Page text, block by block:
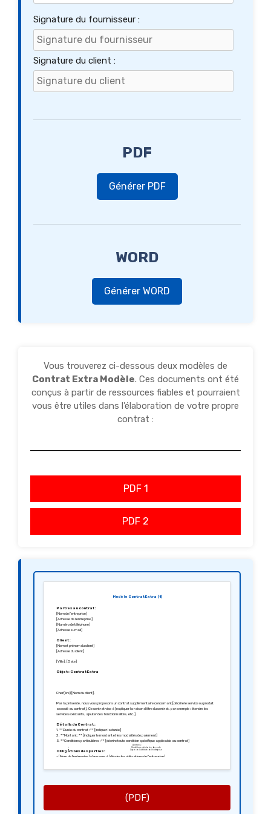
Signature du fournisseur :
Signature du client :
PDF
Générer PDF
WORD
Générer WORD
Vous trouverez ci-dessous deux modèles de
Contrat Extra Modèle. Ces documents ont été
conçus à partir de ressources fiables et pourraient
vous être utiles dans l’élaboration de votre propre
contrat :
PDF 1
PDF 2
Modèle Contrat Extra (1)
Parties au contrat :
[Nom de l’entreprise]
[Adresse de l’entreprise]
[Numéro de téléphone]
[Adresse e-mail]
Client :
[Nom et prénom du client]
[Adresse du client]
[Ville], [Date]
Objet : Contrat Extra
Cher(ère) [Nom du client],
Par la présente, nous vous proposons un contrat supplémentaire concernant [décrire le service ou produit
associé au contrat]. Ce contrat vise à [expliquer la raison d’être du contrat, par exemple : étendre les
services existants, ajouter des fonctionnalités, etc.].
Détails du Contrat :
1. **Durée du contrat :** [indiquer la durée]
2. **Montant :** [indiquer le montant et les modalités de paiement]
3. **Conditions particulières :** [décrire toute condition spécifique applicable au contrat]
Obligations des parties :
– [Nom de l’entreprise] s’engage à [décrire les obligations de l’entreprise].
Les deux parties s’engagent à respecter la confidentialité des informations échangées dans le cadre de ce
Annexes :
Conditions générales de vente
Copie de l’identité de l’entreprise
(PDF)